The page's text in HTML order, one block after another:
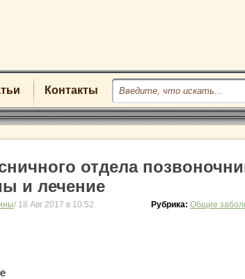
Контакты
отдела
и лечение
/ 18 Авг 2017 в 10:52 Рубрика: Общие